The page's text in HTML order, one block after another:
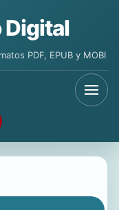
Digital
PDF, EPUB y MOBI